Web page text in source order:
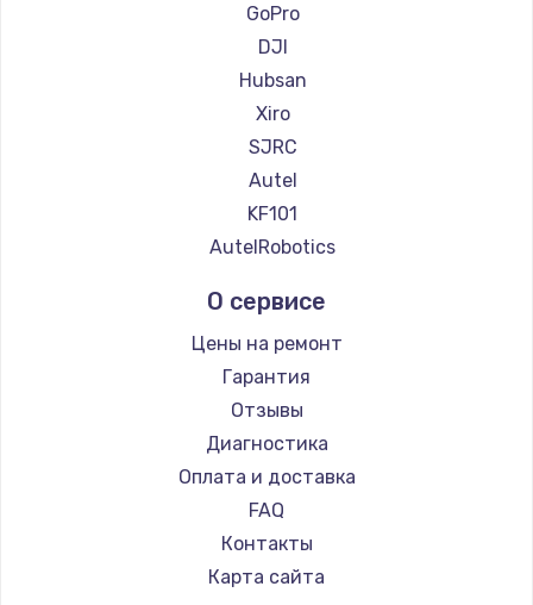
GoPro
DJI
Hubsan
Xiro
SJRC
Autel
KF101
AutelRobotics
О сервисе
Цены на ремонт
Гарантия
Отзывы
Диагностика
Оплата и доставка
FAQ
Контакты
Карта сайта